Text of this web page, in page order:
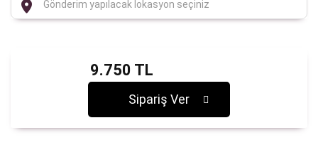
9.750 TL
Sipariş Ver